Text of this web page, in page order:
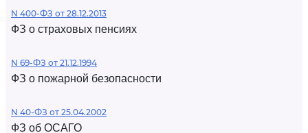
N 400-ФЗ от 28.12.2013
ФЗ о страховых пенсиях
N 69-ФЗ от 21.12.1994
ФЗ о пожарной безопасности
N 40-ФЗ от 25.04.2002
ФЗ об ОСАГО